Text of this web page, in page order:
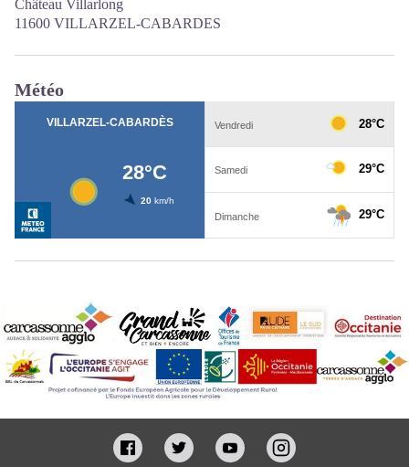
Château Villarlong
11600 VILLARZEL-CABARDES
Météo